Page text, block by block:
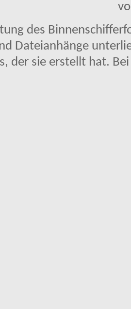
des
Dateianhänge
der sie erstellt hat.